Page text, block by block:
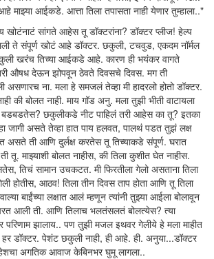
आईकडे. आत्ता तिला तपासता नाही येणार तुम्हाला.."
सांगते आहेस तू डॉक्टरांना? डॉक्टर प्लीज! हेल्प
ते संपूर्ण खोटं आहे डॉक्टर. छकुली, टचवुड, एकदम नॉर्मल
खरंच तिच्या आईकडे आहे. कारण ही भयंकर वागते
औषध देऊन झोपवून ठेवते दिवसचे दिवस. मग ती
ना. मला हे समजलं तेव्हा मी हादरलो होतो डॉक्टर.
की बोलत नाही. माय गॉड अनु. मला तुझी भीती वाटायला
बडबडतेस? छकुलीकडे नीट पाहिलं तरी आहेस का तू? इतका
जागी असते तेव्हा हात पाय हलवत, पालथं पडत तुझं लक्ष
असते ती आणि दुर्लक्ष करतेस तू तिच्याकडे संपूर्ण. घरात
माझ्याशी बोलत नाहीस, की तिला कुशीत घेत नाहीस.
तिचं सामान उचकटत. मी फिरतीला गेलो असताना तिला
होतीस, आठव! तिला तीन दिवस ताप होता आणि तू तिला
बाईंच्या लक्षात आलं म्हणून त्यांनी तुझ्या आईला बोलावून
आली ती. आणि तिलाच भलतंसलतं बोलत्येस? त्या
परिणाम झालाय.. पण तुझी मजल इथवर गेलीये हे मला माहीत
डॉक्टर. पेशंट छकुली नाही, ही आहे. ही. अनुया...डॉक्टर
अगतिक आवाज केबिनभर घुमू लागला..